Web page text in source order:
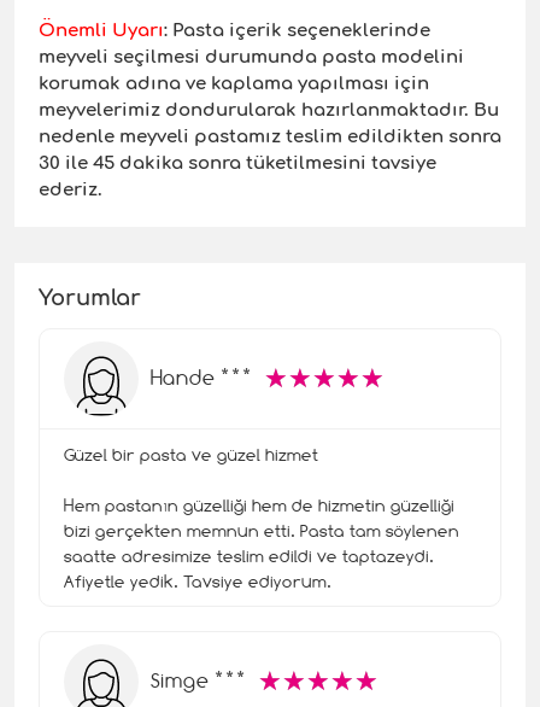
Önemli Uyarı: Pasta içerik seçeneklerinde
meyveli seçilmesi durumunda pasta modelini
korumak adına ve kaplama yapılması için
meyvelerimiz dondurularak hazırlanmaktadır. Bu
nedenle meyveli pastamız teslim edildikten sonra
30 ile 45 dakika sonra tüketilmesini tavsiye
ederiz.
Yorumlar
Hande *** ☆☆☆☆☆
★★★★★
Güzel bir pasta ve güzel hizmet
Hem pastanın güzelliği hem de hizmetin güzelliği
bizi gerçekten memnun etti. Pasta tam söylenen
saatte adresimize teslim edildi ve taptazeydi.
Afiyetle yedik. Tavsiye ediyorum.
Simge *** ☆☆☆☆☆
★★★★★